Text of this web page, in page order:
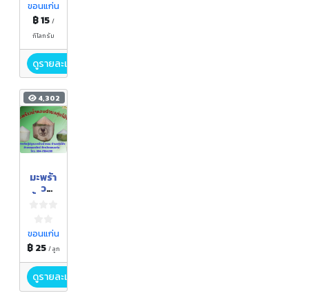
ขอนแก่น
฿ 15 /
กิโลกรัม
ดูรายละเอียด
4,302
มะพร้า
ว
ขอนแก่น
฿ 25 / ลูก
ดูรายละเอียด